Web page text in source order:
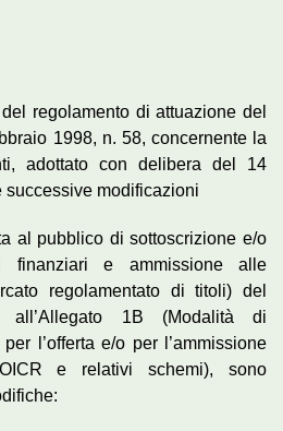
regolamento di attuazione del
1998, n. 58, concernente la
adottato con delibera del 14
successive modificazioni
al pubblico di sottoscrizione e/o
e ammissione alle
regolamentato di titoli) del
all’Allegato 1B (Modalità di
l’offerta e/o per l’ammissione
e relativi schemi), sono